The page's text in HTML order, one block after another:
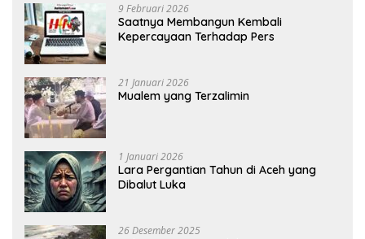
9 Februari 2026
Saatnya Membangun Kembali
Kepercayaan Terhadap Pers
21 Januari 2026
Mualem yang Terzalimin
1 Januari 2026
Lara Pergantian Tahun di Aceh yang
Dibalut Luka
26 Desember 2025